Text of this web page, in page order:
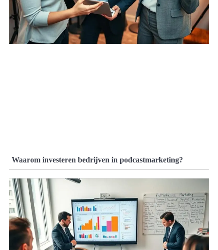
Waarom investeren bedrijven in podcastmarketing?